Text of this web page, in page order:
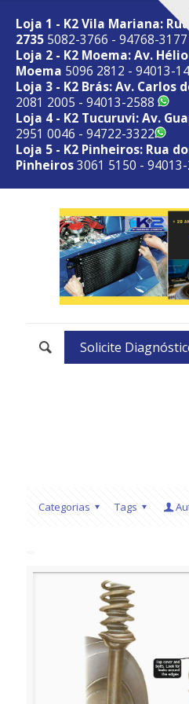
Loja 1 - K2 Vila Mariana:
2735 5082-3766 - 94768-3177
Loja 2 - K2 Moema: Av.
Moema 5096 2812 - 94013-
Loja 3 - K2 Brás: Av. Carlos
2081 2005 - 94013-2588
Loja 4 - K2 Tucuruvi: Av.
2951 0046 - 94722-3322
Loja 5 - K2 Pinheiros: Rua
Pinheiros3061 5150 -
Solicite
Categorias Tags